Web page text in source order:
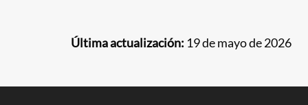
Última actualización: 19 de mayo de 2026